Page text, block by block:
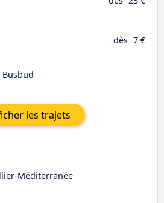
dès 7 €
Busbud
les trajets
Méditerranée